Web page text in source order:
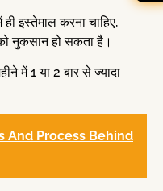
इस्तेमाल करना चाहिए,
नुकसान हो सकता है।
में 1 या 2 बार से ज्यादा
And Process Behind